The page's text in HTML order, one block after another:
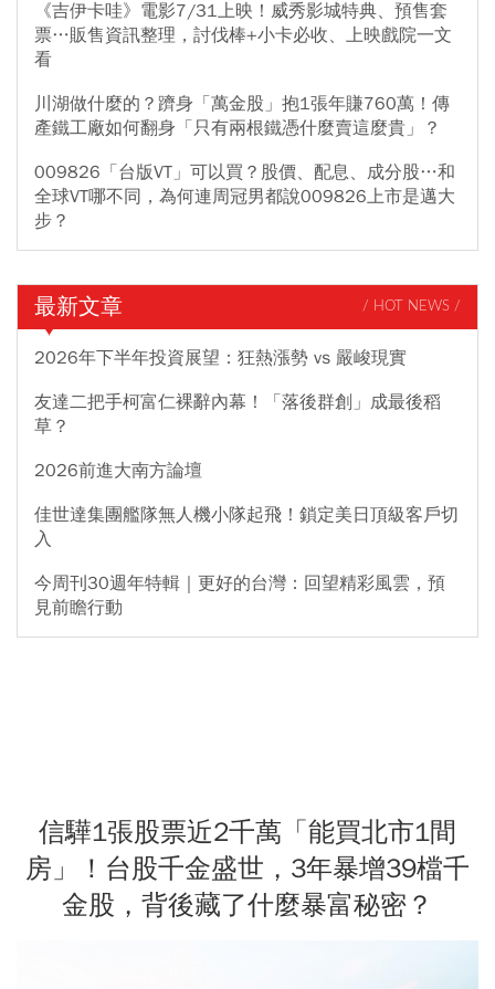
《吉伊卡哇》電影7/31上映！威秀影城特典、預售套
票…販售資訊整理，討伐棒+小卡必收、上映戲院一文
看
川湖做什麼的？躋身「萬金股」抱1張年賺760萬！傳
產鐵工廠如何翻身「只有兩根鐵憑什麼賣這麼貴」？
009826「台版VT」可以買？股價、配息、成分股…和
全球VT哪不同，為何連周冠男都說009826上市是邁大
步？
最新文章 / HOT NEWS /
2026年下半年投資展望：狂熱漲勢 vs 嚴峻現實
友達二把手柯富仁裸辭內幕！「落後群創」成最後稻
草？
2026前進大南方論壇
佳世達集團艦隊無人機小隊起飛！鎖定美日頂級客戶切
入
今周刊30週年特輯｜更好的台灣：回望精彩風雲，預
見前瞻行動
信驊1張股票近2千萬「能買北市1間
房」！台股千金盛世，3年暴增39檔千
金股，背後藏了什麼暴富秘密？